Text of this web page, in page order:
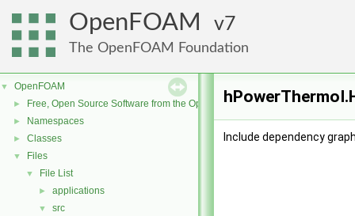
OpenFOAM 7
The OpenFOAM Foundation
▼ OpenFOAM
► Free, Open Source Software from the OpenFOAM Foundation
► Namespaces
► Classes
▼ Files
▼ File List
► applications
▼ src
Include dependency